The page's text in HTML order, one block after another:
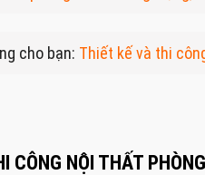
cho bạn: Thiết kế và thi
CÔNG NỘI THẤT